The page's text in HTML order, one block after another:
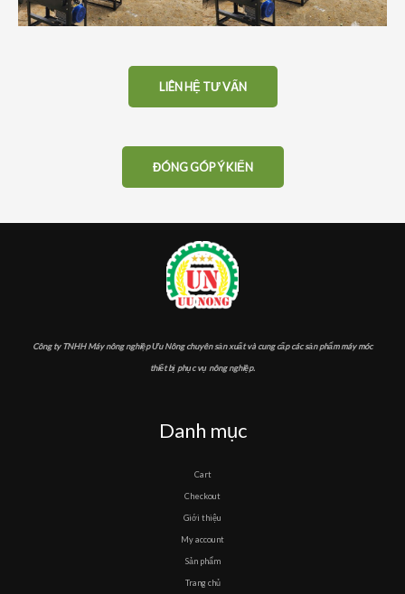
LIÊN HỆ TƯ VẤN
ĐÓNG GÓP Ý KIẾN
Công ty TNHH Máy nông nghiệp Ưu Nông chuyên sản xuất và cung cấp các sản phẩm máy móc
thiết bị phục vụ nông nghiệp.
Danh mục
Cart
Checkout
Giới thiệu
My account
Sản phẩm
Trang chủ